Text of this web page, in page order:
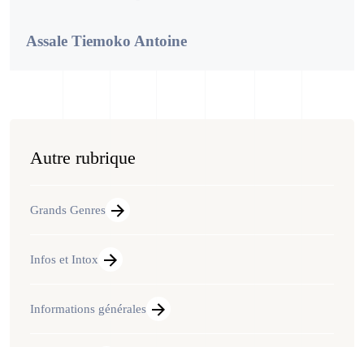
Assale Tiemoko Antoine
Autre rubrique
Grands Genres
Infos et Intox
Informations générales